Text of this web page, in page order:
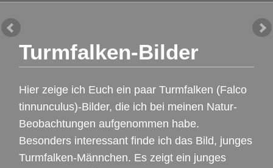
Turmfalken-Bilder
Hier zeige ich Euch ein paar Turmfalken (Falco
tinnunculus)-Bilder, die ich bei meinen Natur-
Beobachtungen aufgenommen habe.
Besonders interessant finde ich das Bild, junges
Turmfalken-Männchen. Es zeigt ein junges